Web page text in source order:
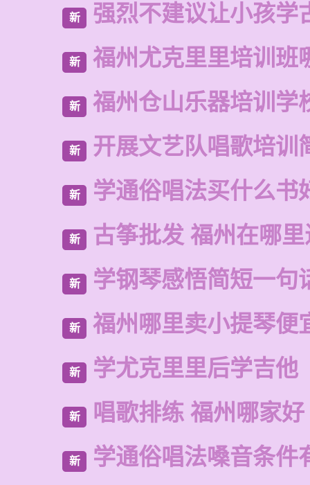
新 强烈不建议让小孩学
新 福州尤克里里培训班
新 福州仓山乐器培训学
新 开展文艺队唱歌培训
新 学通俗唱法买什么书
新 古筝批发 福州在哪
新 学钢琴感悟简短一句
新 福州哪里卖小提琴便
新 学尤克里里后学吉他
新 唱歌排练 福州哪家好
新 学通俗唱法嗓音条件